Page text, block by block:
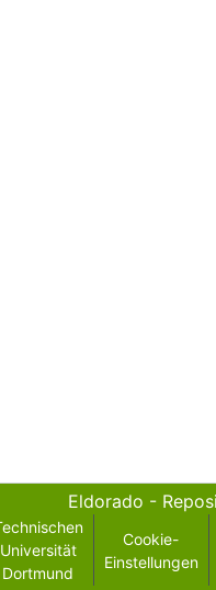
Eldorado -
Universität
Dortmund
Cookie-
Einstellungen